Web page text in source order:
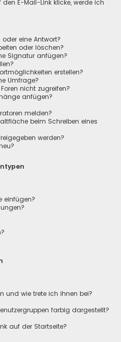
E-Mail-Link klicke, werde ich
eine Antwort?
oder löschen?
Signatur anfügen?
erstellen?
Umfrage?
nicht zugreifen?
anfügen?
melden?
beim Schreiben eines
werden?
einfügen?
und wie trete ich ihnen bei?
farbig dargestellt?
auf der Startseite?